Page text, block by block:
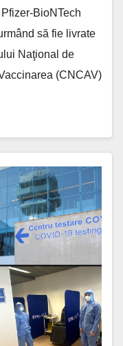
BioNTech
să fie livrate
Naţional de
(CNCAV)